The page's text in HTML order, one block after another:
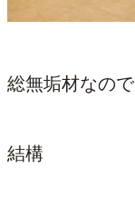
総無垢材なので
結構